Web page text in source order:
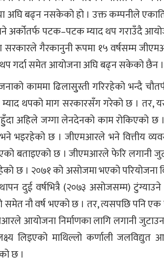
अघि बढ्न नसकेको हो । उक्त कम्पनीले
अर्कोतर्फ पटक–पटक म्याद थप गराउँदै
सरकारले गैरकानुनी रूपमा १५ वर्षसम्म
गर्दा समेत आयोजना अघि बढ्न सकेको छैन ।
काममा ढिलासुुस्ती गरिरहेको भन्दै
थपको माग सरकारसँग गरेको छ । तर,
अहिले जग्गा लेनदेनको काम रोकिएको छ
भइरहेको छ । जीएमआरले भने वित्तीय
बताइएको छ । जीएमआरले फेरि लगानी
छ । २०७१ को असोजमा भएको परियोजना
दुई वर्षभित्रै (२०७३ असोजसम्म)
समेत नौ वर्ष भएको छ । तर, त्यसपछि पनि
आयोजना निर्माणका लागि लगानी
लिइएको माथिल्लो कर्णाली
छ ।